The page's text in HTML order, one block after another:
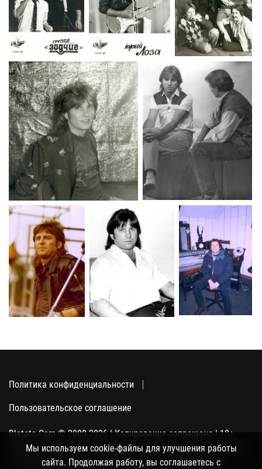
Политика конфиденциальности
Пользовательское соглашение
Blatata.Com © 2000-2026 | Копирование запрещено | 18+
Использование сайта подразумевает ваше полное согласие
с политикой конфиденциальности, пользовательским
Мы используем cookie-файлы для улучшения работы
сайта. Продолжая работу, вы соглашаетесь с